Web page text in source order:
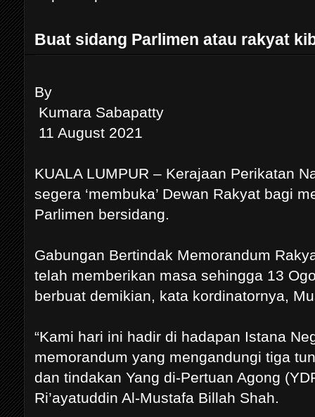
Buat sidang Parlimen atau rakyat
By
Kumara Sabapatty
11 August 2021
KUALA LUMPUR – Kerajaan Perikatan
segera ‘membuka’ Dewan Rakyat bagi
Parlimen bersidang.
Gabungan Bertindak Memorandum
telah memberikan masa sehingga 13
berbuat demikian, kata kordinatornya,
“Kami hari ini hadir di hadapan Istana
memorandum yang mengandungi tiga
dan tindakan Yang di-Pertuan Agong
Ri’ayatuddin Al-Mustafa Billah Shah.